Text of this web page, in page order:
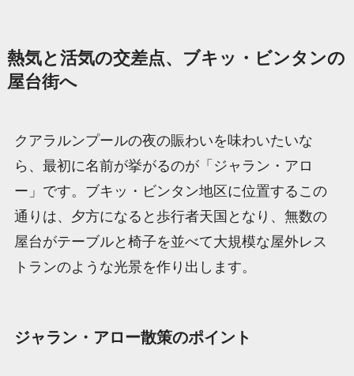
熱気と活気の交差点、ブキッ・ビンタンの
屋台街へ
クアラルンプールの夜の賑わいを味わいたいな
ら、最初に名前が挙がるのが「ジャラン・アロ
ー」です。ブキッ・ビンタン地区に位置するこの
通りは、夕方になると歩行者天国となり、無数の
屋台がテーブルと椅子を並べて大規模な屋外レス
トランのような光景を作り出します。
ジャラン・アロー散策のポイント